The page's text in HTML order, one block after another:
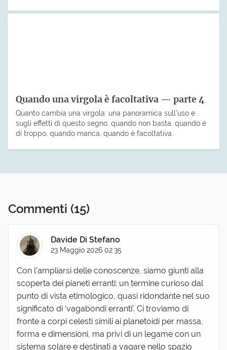
Quando una virgola è facoltativa — parte 4
Quanto cambia una virgola: una panoramica sull’uso e
sugli effetti di questo segno, quando non basta, quando è
di troppo, quando manca, quando è facoltativa.
Commenti (15)
Davide Di Stefano
23 Maggio 2026 02:35
Con l’ampliarsi delle conoscenze, siamo giunti alla
scoperta dei pianeti erranti: un termine curioso dal
punto di vista etimologico, quasi ridondante nel suo
significato di ‘vagabondi erranti’. Ci troviamo di
fronte a corpi celesti simili ai planetoidi per massa,
forma e dimensioni, ma privi di un legame con un
sistema solare e destinati a vagare nello spazio